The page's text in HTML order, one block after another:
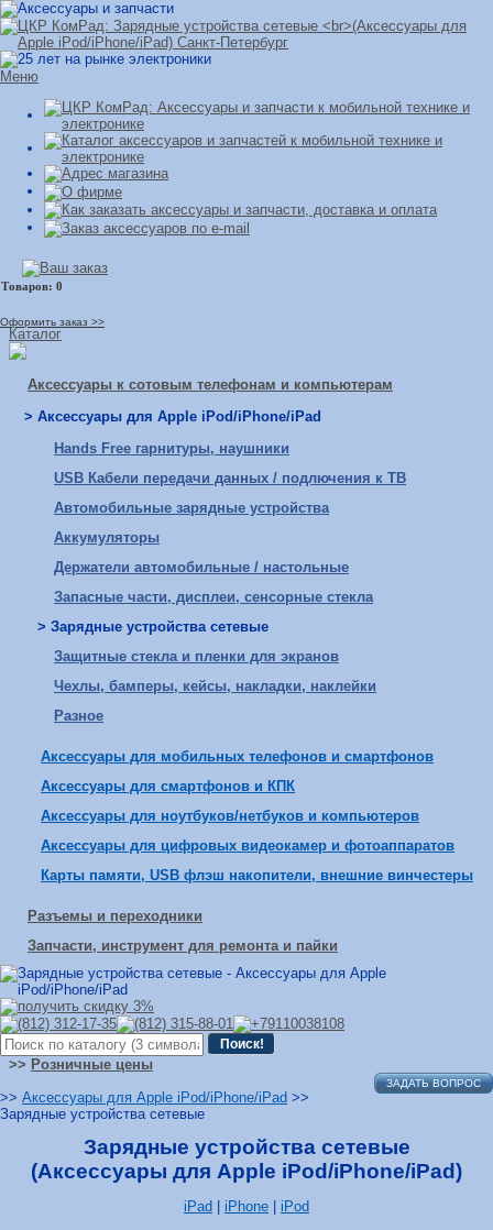
Меню
Оформить заказ >>
Каталог
Аксессуары к сотовым телефонам и компьютерам
> Аксессуары для Apple iPod/iPhone/iPad
Hands Free гарнитуры, наушники
USB Кабели передачи данных / подлючения к ТВ
Автомобильные зарядные устройства
Аккумуляторы
Держатели автомобильные / настольные
Запасные части, дисплеи, сенсорные стекла
> Зарядные устройства сетевые
Защитные стекла и пленки для экранов
Чехлы, бамперы, кейсы, накладки, наклейки
Разное
Аксессуары для мобильных телефонов и смартфонов
Аксессуары для смартфонов и КПК
Аксессуары для ноутбуков/нетбуков и компьютеров
Аксессуары для цифровых видеокамер и фотоаппаратов
Карты памяти, USB флэш накопители, внешние винчестеры
Разъемы и переходники
Запчасти, инструмент для ремонта и пайки
>> Розничные цены
ЗАДАТЬ ВОПРОС
>> Аксессуары для Apple iPod/iPhone/iPad >>
Зарядные устройства сетевые
Зарядные устройства сетевые
(Аксессуары для Apple iPod/iPhone/iPad)
iPad iPhone iPod